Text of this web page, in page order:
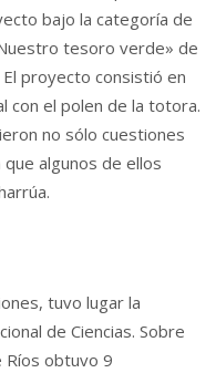
bajo la categoría de
tesoro verde» de
proyecto consistió en
con el polen de la totora.
no sólo cuestiones
algunos de ellos
tuvo lugar la
de Ciencias. Sobre
Ríos obtuvo 9